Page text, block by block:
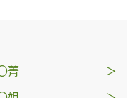
菁 ＞